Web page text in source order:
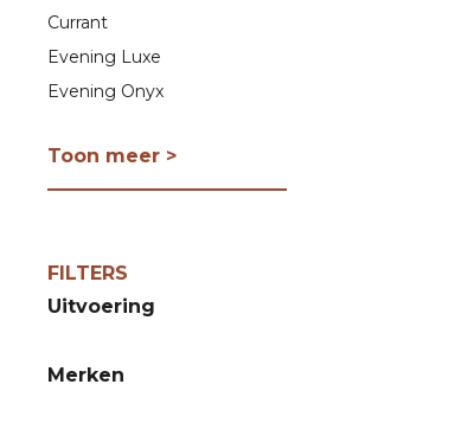
Currant
Evening Luxe
Evening Onyx
Fireside
Frasier Fir
Giftsets
Gilded Sands
Humidor
Toon meer >
FILTERS
Uitvoering
Merken